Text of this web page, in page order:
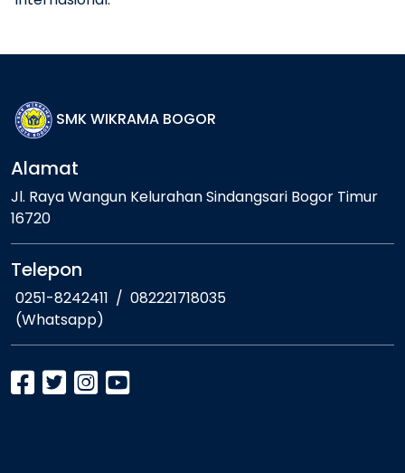
SMK WIKRAMA BOGOR
Alamat
Jl. Raya Wangun Kelurahan Sindangsari Bogor Timur
16720
Telepon
0251-8242411 / 082221718035
(Whatsapp)